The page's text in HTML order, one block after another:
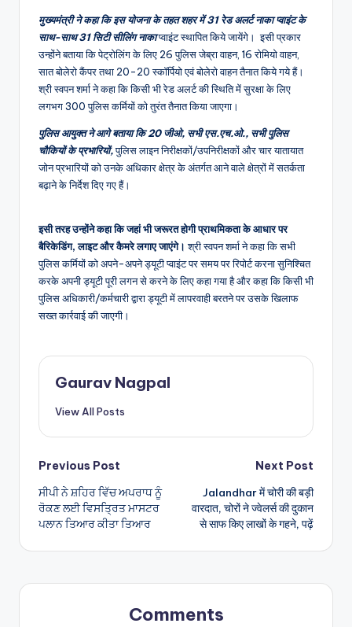
मुख्यमंत्री ने कहा कि इस योजना के तहत शहर में 31 रेड अलर्ट नाका प्वाइंट के
साथ-साथ 31 सिटी सीलिंग नाकाप्वाइंट स्थापित किये जायेंगे। इसी प्रकार
उन्होंने बताया कि पेट्रोलिंग के लिए 26 पुलिस जेब्रा वाहन, 16 रोमियो वाहन,
सात बोलेरो कैंपर तथा 20-20 स्कॉर्पियो एवं बोलेरो वाहन तैनात किये गये हैं।
श्री स्वपन शर्मा ने कहा कि किसी भी रेड अलर्ट की स्थिति में सुरक्षा के लिए
लगभग 300 पुलिस कर्मियों को तुरंत तैनात किया जाएगा।
पुलिस आयुक्त ने आगे बताया कि 20 जीओ, सभी एस.एच.ओ., सभी पुलिस
चौकियों के प्रभारियों,पुलिस लाइन निरीक्षकों/उपनिरीक्षकों और चार यातायात
जोन प्रभारियों को उनके अधिकार क्षेत्र के अंतर्गत आने वाले क्षेत्रों में सतर्कता
बढ़ाने के निर्देश दिए गए हैं।
इसी तरह उन्होंने कहा कि जहां भी जरूरत होगी प्राथमिकता के आधार पर
बैरिकेडिंग, लाइट और कैमरे लगाए जाएंगे। श्री स्वपन शर्मा ने कहा कि सभी
पुलिस कर्मियों को अपने-अपने ड्यूटी प्वाइंट पर समय पर रिपोर्ट करना सुनिश्चित
करके अपनी ड्यूटी पूरी लगन से करने के लिए कहा गया है और कहा कि किसी भी
पुलिस अधिकारी/कर्मचारी द्वारा ड्यूटी में लापरवाही बरतने पर उसके खिलाफ
सख्त कार्रवाई की जाएगी।
Gaurav Nagpal
View All Posts
Post
navigation
Previous Post
ਸੀਪੀ ਨੇ ਸ਼ਹਿਰ ਵਿੱਚ ਅਪਰਾਧ ਨੂੰ
ਰੋਕਣ ਲਈ ਵਿਸਤ੍ਰਿਤ ਮਾਸਟਰ
ਪਲਾਨ ਤਿਆਰ ਕੀਤਾ ਤਿਆਰ
Next Post
Jalandhar में चोरी की बड़ी
वारदात, चोरों ने ज्वेलर्स की दुकान
से साफ किए लाखों के गहने, पढ़ें
Comments